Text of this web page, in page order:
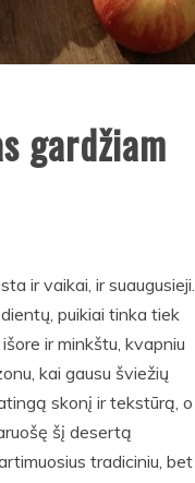
gardžiam
ir vaikai, ir suaugusieji.
puikiai tinka tiek
ir minkštu, kvapniu
kai gausu šviežių
skonį ir tekstūrą, o
šį desertą
tradiciniu, bet